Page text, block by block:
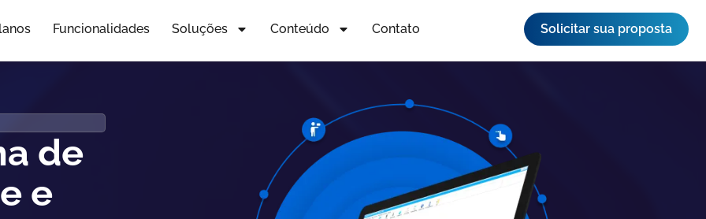
Funcionalidades Soluções Conteúdo Contato Solicitar sua proposta
de
e